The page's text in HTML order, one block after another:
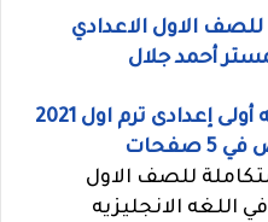
الاول الاعدادي
أحمد جلال
ليلة امتحان اللغه الانجليزيه أولى إعدادى ترم اول 2021
للصف الاول
رائعة في اللغه الانجليزيه